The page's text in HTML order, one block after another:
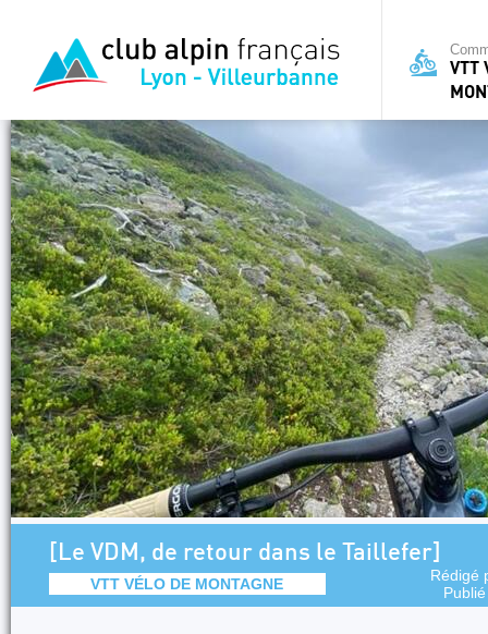
VTT
[Le VDM, de retour dans le Taillefer]
VTT VÉLO DE MONTAGNE
Rédigé